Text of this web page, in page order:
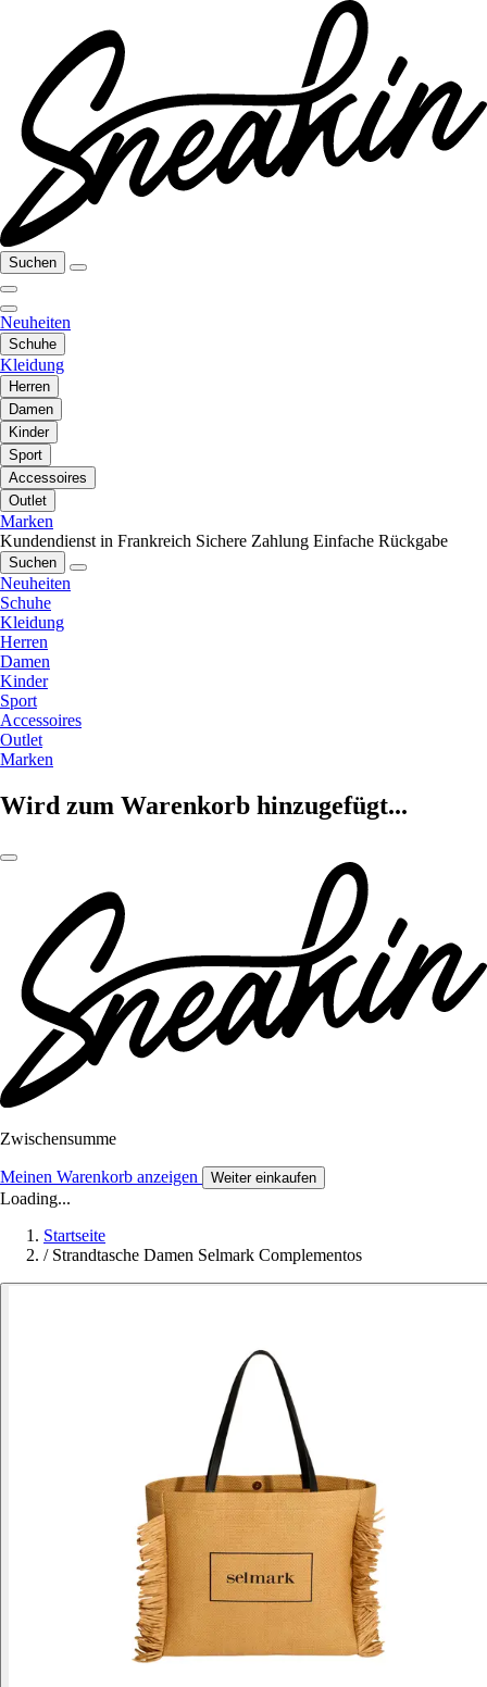
Suchen
Neuheiten
Schuhe
Kleidung
Herren
Damen
Kinder
Sport
Accessoires
Outlet
Marken
Kundendienst in Frankreich Sichere Zahlung Einfache Rückgabe
Suchen
Neuheiten
Schuhe
Kleidung
Herren
Damen
Kinder
Sport
Accessoires
Outlet
Marken
Wird zum Warenkorb hinzugefügt...
Zwischensumme
Meinen Warenkorb anzeigen Weiter einkaufen
Loading...
Startseite
/ Strandtasche Damen Selmark Complementos